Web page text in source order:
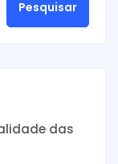
Pesquisar
das